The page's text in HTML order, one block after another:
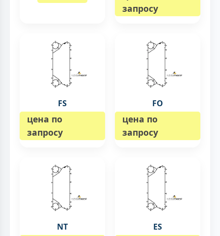
запросу
FS
цена по
запросу
FO
цена по
запросу
NT ES